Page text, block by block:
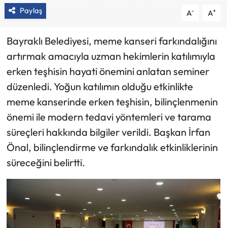
Paylaş A- A+
Bayraklı Belediyesi, meme kanseri farkındalığını
artırmak amacıyla uzman hekimlerin katılımıyla
erken teşhisin hayati önemini anlatan seminer
düzenledi. Yoğun katılımın olduğu etkinlikte
meme kanserinde erken teşhisin, bilinçlenmenin
önemi ile modern tedavi yöntemleri ve tarama
süreçleri hakkında bilgiler verildi. Başkan İrfan
Önal, bilinçlendirme ve farkındalık etkinliklerinin
süreceğini belirtti.